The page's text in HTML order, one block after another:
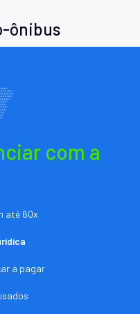
ônibus
com a
até 60x
a pagar